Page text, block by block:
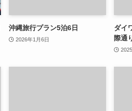
沖縄旅行プラン5泊6日
2026年1月6日
ダイ
際通